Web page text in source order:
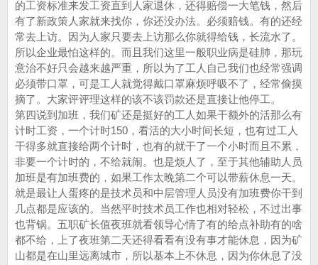
的工资标准来发工资直到人家退休，还得赔偿一大笔钱，然后
有了新政策人家就来找你，你还没办法。必须赔钱。有的还经
常去上访。因为人家只要去上访那么你就得给钱，长流水了。
所以企业最怕这样的。而且我们这里一般职业病是硅肺，那玩
意治不好只会越来越严重，所以为了工人自己我们也经常强调
必须带口罩，可是工人就觉得戴口罩麻烦呼吸不了，经常偷摸
摘了。大家评评理这样的该不该罚款还是直接让他停工。
第四说到加班，我们矿还是挺好的工人如果干额外的活那么有
计时工资，一个计时150，看活的大小时间长短，也有过工人
干得多就直接给两个计时，也有的就干了一个小时而且不累，
非要一个计时的，不给就闹。也是烦人了，至于其他辅助人员
加班是有加班费的，如果工作太晚第二个可以带薪休息一天。
就是最让人蛋疼的是技术员和中层管理人员没有加班费你干到
几点都是应该的。当然平时技术员工作也相对轻松，不过出事
也背锅。五职矿长值夜班就看领导心情了有的给点补助有的啥
都不给，上了夜班第二天还得看看有没有事才能休息，因为矿
山都是在山里远离城市，所以基本上不休息，因为你休息了没